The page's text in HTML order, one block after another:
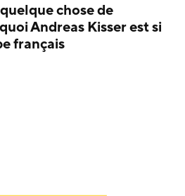
chose de
Andreas Kisser est si
français